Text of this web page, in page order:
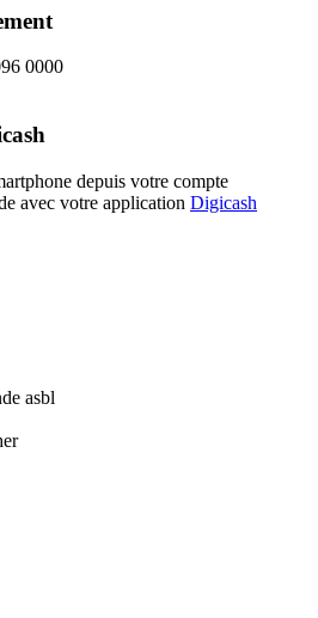
0000
depuis votre compte
avec votre application Digicash
asbl